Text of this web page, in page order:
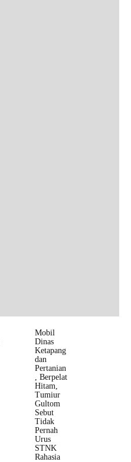
Mobil
Dinas
Ketapang
dan
Pertanian
, Berpelat
Hitam,
Tumiur
Gultom
Sebut
Tidak
Pernah
Urus
STNK
Rahasia